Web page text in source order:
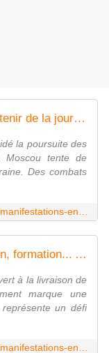
Guerre en Ukraine : ce qu'il faut retenir de la journée du 27 janvier
la poursuite des
Moscou tente de
Des combats
Guerre en Ukraine : envoi, entretien, formation... Après l'accord pour l'envoi de chars lourds, le casse-tête logistique débute
à la livraison de
marque une
un défi